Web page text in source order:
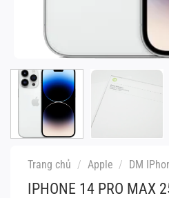
Trang chủ / Apple / DM
IPHONE 14 PRO MAX